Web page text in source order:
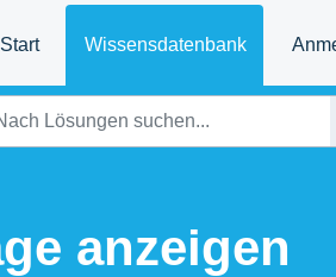
Start Wissensdatenbank
anzeigen